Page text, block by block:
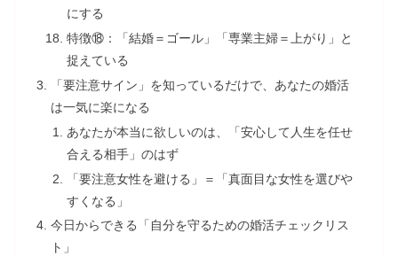
にする
特徴⑱：「結婚＝ゴール」「専業主婦＝上がり」と
捉えている
「要注意サイン」を知っているだけで、あなたの婚活
は一気に楽になる
あなたが本当に欲しいのは、「安心して人生を任せ
合える相手」のはず
「要注意女性を避ける」＝「真面目な女性を選びや
すくなる」
今日からできる「自分を守るための婚活チェックリス
ト」